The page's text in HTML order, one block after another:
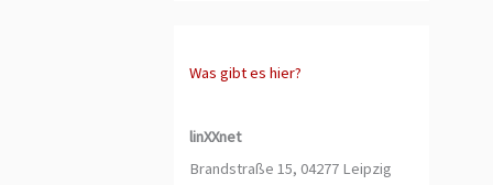
Was gibt es hier?
linXXnet
Brandstraße 15, 04277 Leipzig